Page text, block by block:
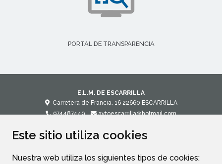
Este sitio utiliza cookies
Nuestra web utiliza los siguientes tipos de cookies:
PORTAL DE TRANSPARENCIA
E.L.M. DE ESCARRILLA
Carretera de Francia, 16 22660 ESCARRILLA
974487449
aytoescarrilla@hotmail.com
ACCESIBILIDAD